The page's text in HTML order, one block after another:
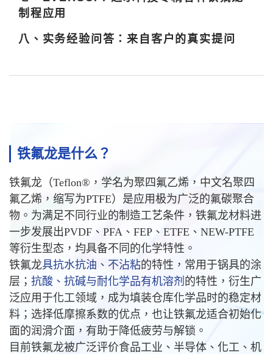
制程应用
八、实务经验问答：来自客户的真实提问
铁氟龙是什么？
铁氟龙（Teflon®，学名为聚四氟乙烯，中文名聚四
氟乙烯，缩写为PTFE）是应用极为广泛的氟碳聚合
物。为满足不同行业的制造工艺条件，铁氟龙材料进
一步发展出PVDF、PFA、FEP、ETFE、NEW-PTFE
等衍生型态，均具备不同的化学特性。
铁氟龙具抗水抗油、不沾粘的特性 ，常用于锅具的涂
层； 抗酸、抗碱与耐化学品有机溶剂 的特性，衍生广
泛应用于化工领域，成为填装仓库化学品时的稳定材
料；选择低摩擦系数的优点 ，也让铁氟龙适合初始化
面的润滑介面，有助于降低疲劳与解锁。
目前铁氟龙被广泛评价食品工业、半导体、化工、机